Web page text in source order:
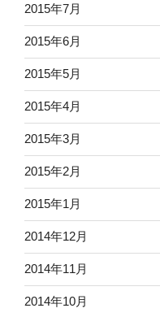
2015年7月
2015年6月
2015年5月
2015年4月
2015年3月
2015年2月
2015年1月
2014年12月
2014年11月
2014年10月